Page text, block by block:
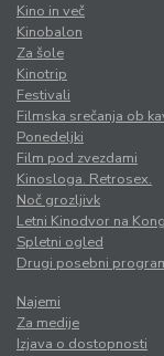
Kino in več
Kinobalon
Za šole
Kinotrip
Festivali
Filmska srečanja ob
Ponedeljki
Film pod zvezdami
Kinosloga. Retrosex.
Noč grozljivk
Letni Kinodvor na
Spletni ogled
Drugi posebni
Najemi
Za medije
Izjava o dostopnosti